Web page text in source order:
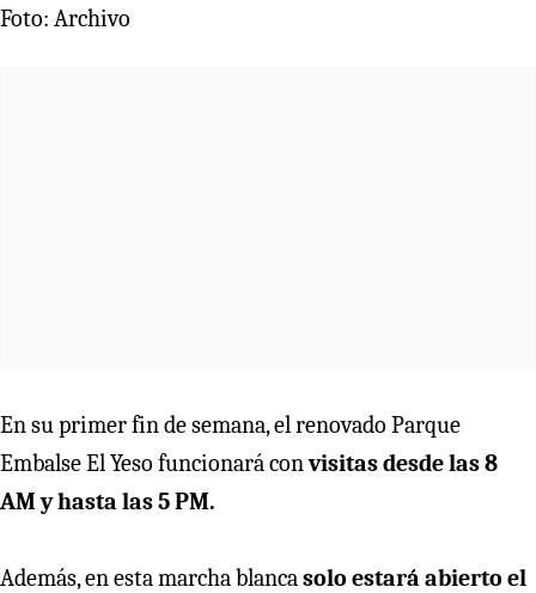
Foto: Archivo
En su primer fin de semana, el renovado Parque
Embalse El Yeso funcionará convisitas desde las 8
AM y hasta las 5 PM.
Además, en esta marcha blanca solo estará abierto el